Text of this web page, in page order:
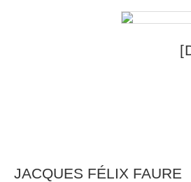
JACQUES FÉLIX FAURE